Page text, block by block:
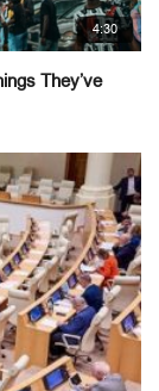
4:30
They’ve